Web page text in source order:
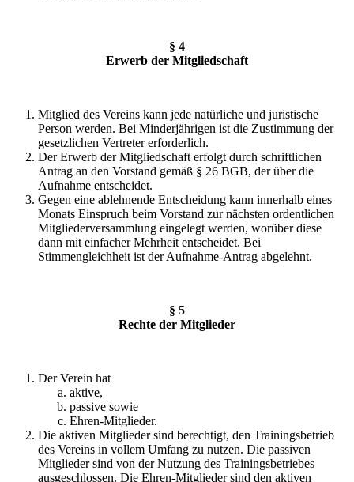
§ 4
Erwerb der Mitgliedschaft
Mitglied des Vereins kann jede natürliche und juristische
Person werden. Bei Minderjährigen ist die Zustimmung der
gesetzlichen Vertreter erforderlich.
Der Erwerb der Mitgliedschaft erfolgt durch schriftlichen
Antrag an den Vorstand gemäß § 26 BGB, der über die
Aufnahme entscheidet.
Gegen eine ablehnende Entscheidung kann innerhalb eines
Monats Einspruch beim Vorstand zur nächsten ordentlichen
Mitgliederversammlung eingelegt werden, worüber diese
dann mit einfacher Mehrheit entscheidet. Bei
Stimmengleichheit ist der Aufnahme-Antrag abgelehnt.
§ 5
Rechte der Mitglieder
Der Verein hat
aktive,
passive sowie
Ehren-Mitglieder.
Die aktiven Mitglieder sind berechtigt, den Trainingsbetrieb
des Vereins in vollem Umfang zu nutzen. Die passiven
Mitglieder sind von der Nutzung des Trainingsbetriebes
ausgeschlossen. Die Ehren-Mitglieder sind den aktiven